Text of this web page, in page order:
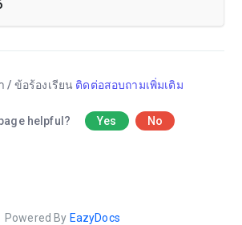
/ ข้อร้องเรียน ติดต่อสอบถามเพิ่มเติม
helpful? Yes No
Powered By EazyDocs